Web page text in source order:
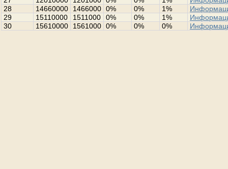
28
14660000 1466000 0% 0% 1%
29
15110000 1511000 0% 0% 1%
30
15610000 1561000 0% 0% 0%